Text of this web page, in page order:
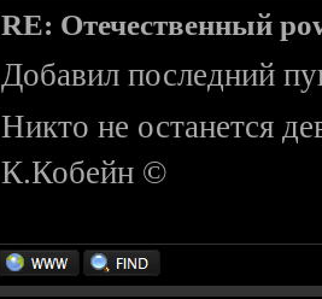
RE: Отечественный
Добавил последний
Никто не останется
К.Кобейн ©